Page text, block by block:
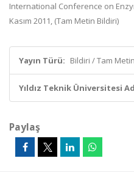
International Conference on
Kasım 2011, (Tam Metin Bildiri)
Yayın Türü: Bildiri / Tam
Yıldız Teknik Üniversitesi
Paylaş